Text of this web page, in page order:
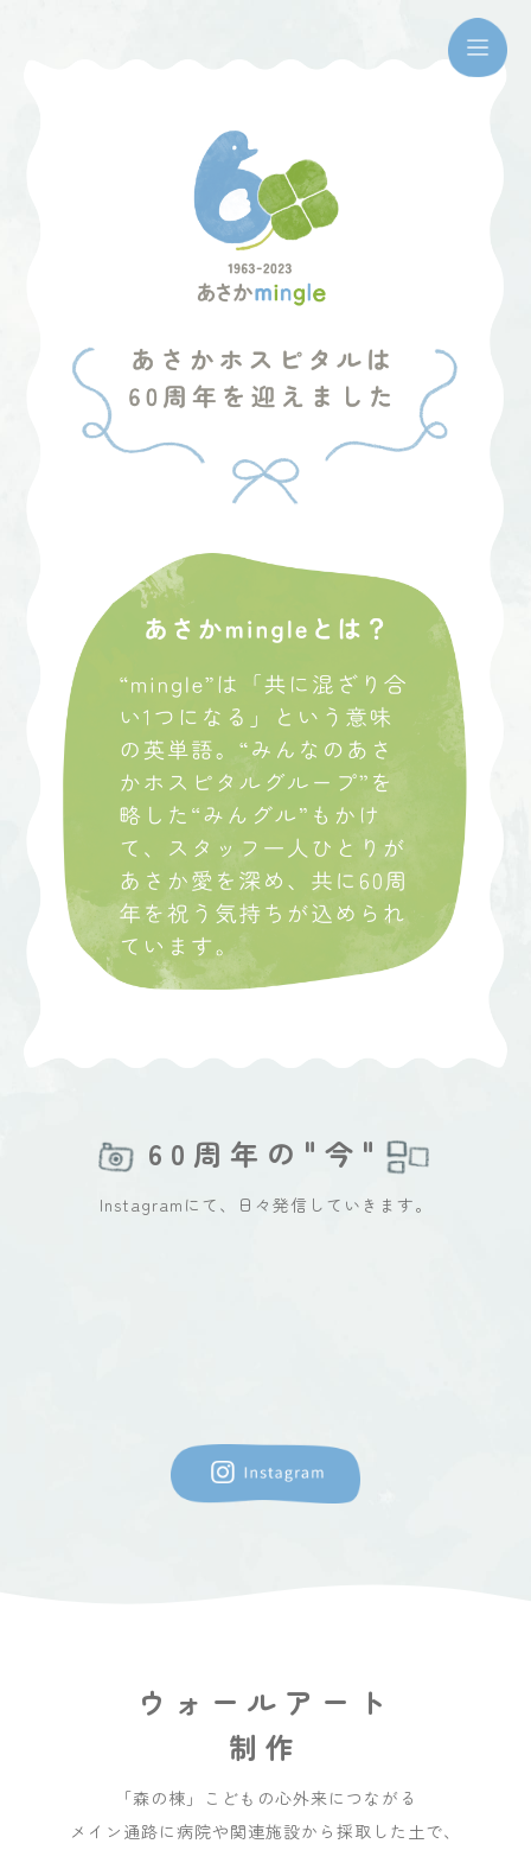
60周年の"今"
Instagramにて、日々発信していきます。
ウォールアート
制作
「森の棟」こどもの心外来につながる
メイン通路に病院や関連施設から採取した土で、